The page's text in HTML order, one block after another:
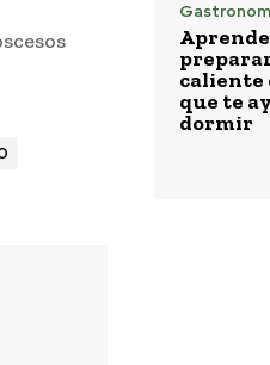
caliente
que te
dormir